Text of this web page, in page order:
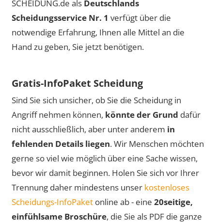
SCHEIDUNG.de als Deutschlands
Scheidungsservice Nr. 1 verfügt über die
notwendige Erfahrung, Ihnen alle Mittel an die
Hand zu geben, Sie jetzt benötigen.
Gratis-InfoPaket Scheidung
Sind Sie sich unsicher, ob Sie die Scheidung in
Angriff nehmen können, könnte der Grund dafür
nicht ausschließlich, aber unter anderem in
fehlenden Details liegen. Wir Menschen möchten
gerne so viel wie möglich über eine Sache wissen,
bevor wir damit beginnen. Holen Sie sich vor Ihrer
Trennung daher mindestens unser kostenloses
Scheidungs-InfoPaket online ab - eine 20seitige,
einfühlsame Broschüre, die Sie als PDF die ganze